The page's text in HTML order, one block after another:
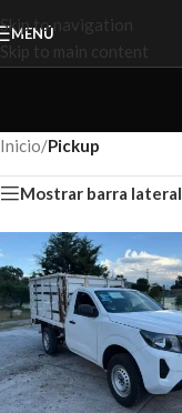
Skip to navigation
Skip to main content
MENÚ
Inicio/Pickup
Mostrar barra lateral